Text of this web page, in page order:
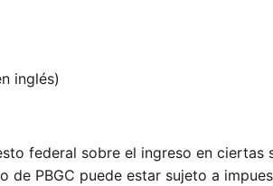
inglés)
federal sobre el ingreso en
PBGC puede estar sujeto a